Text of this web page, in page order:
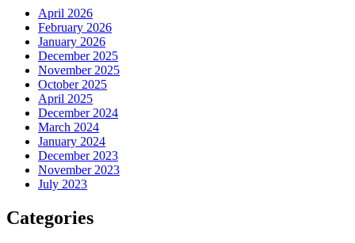
April 2026
February 2026
January 2026
December 2025
November 2025
October 2025
April 2025
December 2024
March 2024
January 2024
December 2023
November 2023
July 2023
Categories